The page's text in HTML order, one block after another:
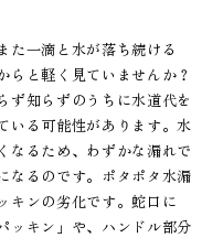
た一滴と水が落ち続ける
らと軽く見ていませんか？
ず知らずのうちに水道代を
いる可能性があります。水
なるため、わずかな漏れで
なるのです。ポタポタ水漏
キンの劣化です。蛇口に
ッキン」や、ハンドル部分